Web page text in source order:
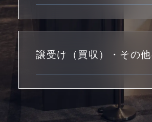
譲受け（買収）・その